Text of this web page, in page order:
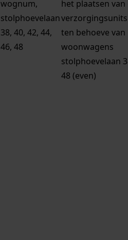
wognum,
stolphoevelaan
38, 40, 42, 44,
46, 48
het plaatsen van
verzorgingsunits
ten behoeve van
woonwagens
stolphoevelaan
48 (even)